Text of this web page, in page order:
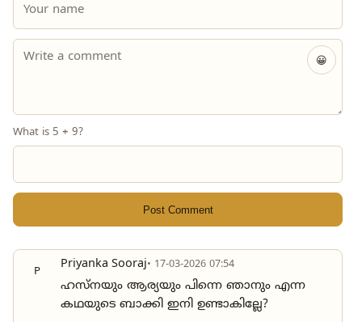
😀
What is 5 + 9?
Post Comment
P Priyanka Sooraj• 17-03-2026 07:54
ഹസ്നയും ആര്യയും പിന്നെ ഞാനും എന്ന
കഥയുടെ ബാക്കി ഇനി ഉണ്ടാകില്ലേ?